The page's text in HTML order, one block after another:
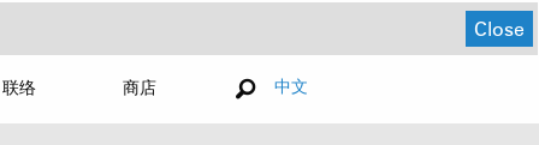
Close
联络 商店 中文